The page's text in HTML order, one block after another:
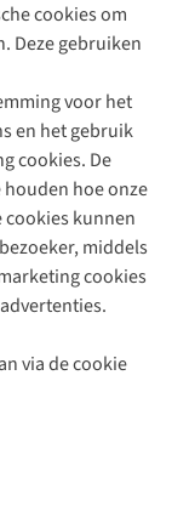
cookies om
Deze gebruiken
voor het
en het gebruik
cookies. De
hoe onze
kunnen
middels
cookies
via de cookie